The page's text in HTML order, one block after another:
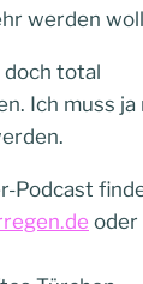
werden
doch total
Ich muss ja
Podcast
oder